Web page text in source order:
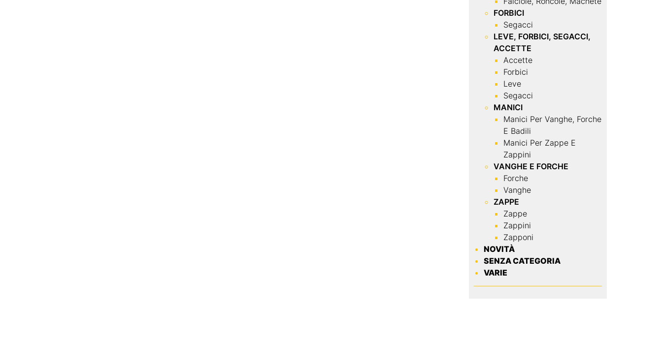
FORBICI
Segacci
LEVE, FORBICI, SEGACCI,
ACCETTE
Accette
Forbici
Leve
Segacci
MANICI
Manici Per Vanghe, Forche
E Badili
Manici Per Zappe E
Zappini
VANGHE E FORCHE
Forche
Vanghe
ZAPPE
Zappe
Zappini
Zapponi
NOVITÀ
SENZA CATEGORIA
VARIE